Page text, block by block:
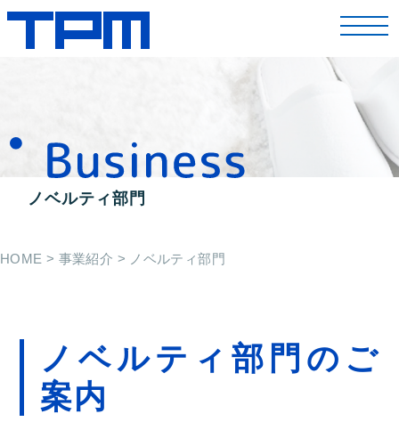
ノベルティ部門
HOME > 事業紹介 > ノベルティ部門
ノベルティ部門のご
案内